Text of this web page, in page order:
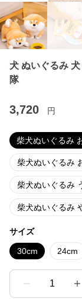
犬 ぬいぐるみ
隊
3,720 円
柴犬ぬいぐるみ
柴犬ぬいぐるみ
柴犬ぬいぐるみ
柴犬ぬいぐるみ
サイズ
30cm 24cm
1